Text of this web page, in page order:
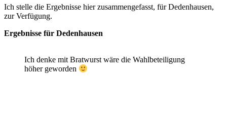
Ich stelle die Ergebnisse hier zusammengefasst, für Dedenhausen,
zur Verfügung.
Ergebnisse für Dedenhausen
Ich denke mit Bratwurst wäre die Wahlbeteiligung
höher geworden